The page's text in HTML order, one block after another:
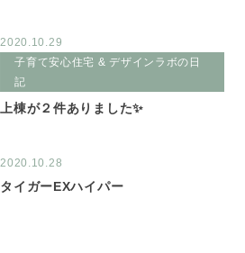
2020.10.29
子育て安心住宅 & デザインラボの日
記
上棟が２件ありました✨
2020.10.28
タイガーEXハイパー